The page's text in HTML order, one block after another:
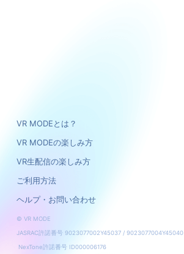
VR MODEとは？
VR MODEの楽しみ方
VR生配信の楽しみ方
ご利用方法
ヘルプ・お問い合わせ
© VR MODE
JASRAC許諾番号 9023077002Y45037 / 9023077004Y45040
NexTone許諾番号 ID000006176